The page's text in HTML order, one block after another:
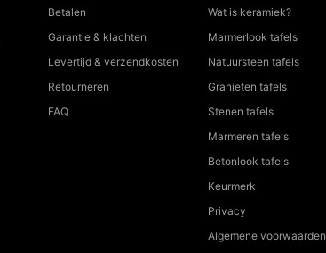
Betalen
Garantie & klachten
Levertijd & verzendkosten
Retourneren
FAQ
Wat is keramiek?
Marmerlook tafels
Natuursteen tafels
Granieten tafels
Stenen tafels
Marmeren tafels
Betonlook tafels
Keurmerk
Privacy
Algemene voorwaarden